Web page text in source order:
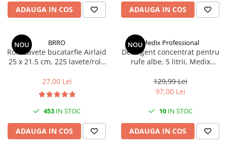
Sfoara si franghii
prindere
Mufe si conectori irigare
Pavaje si borduri
Programatoare stropire
Termometre Meteo
Unelte gradinarit
Pentru toaleta si wc
Solutii pentru suprafetele din lemn
Solutii specializate
Solutii profesionale pentru
Solutii professionale pentru
ADAUGA IN COS ADAUGA IN COS
NOU BRRO
Rola Lavete bucatarfie Airlaid
25 x 21.5 cm, 225 lavete/rola
27,00 Lei
453 IN STOC
ADAUGA IN COS
NOUMedix Professional
Detergent concentrat pentru
rufe albe, 5 litrii, Medix
129,99 Lei
97,00 Lei
10IN STOC
ADAUGA IN COS